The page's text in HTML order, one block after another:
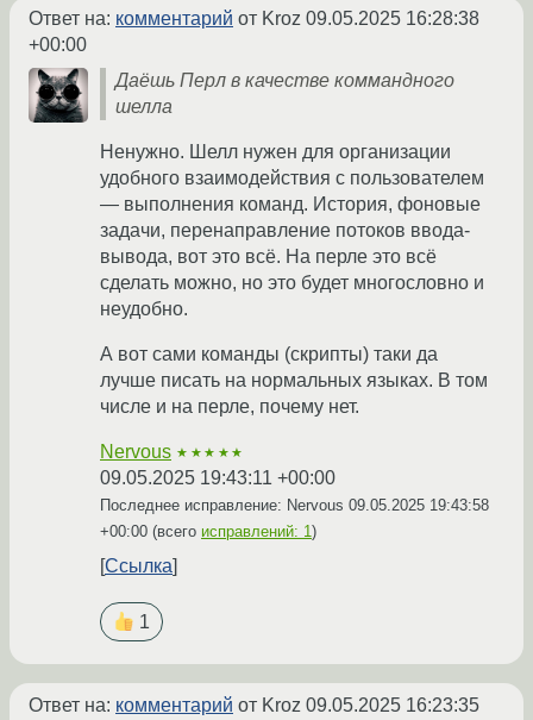
Ответ на: комментарий от Kroz 09.05.2025 16:28:38
+00:00
Даёшь Перл в качестве коммандного
шелла
Ненужно. Шелл нужен для организации
удобного взаимодействия с пользователем
— выполнения команд. История, фоновые
задачи, перенаправление потоков ввода-
вывода, вот это всё. На перле это всё
сделать можно, но это будет многословно и
неудобно.
А вот сами команды (скрипты) таки да
лучше писать на нормальных языках. В том
числе и на перле, почему нет.
Nervous ★★★★★
09.05.2025 19:43:11 +00:00
Последнее исправление: Nervous 09.05.2025 19:43:58
+00:00 (всего исправлений: 1)
Ссылка
1
Ответ на: комментарий от Kroz 09.05.2025 16:23:35